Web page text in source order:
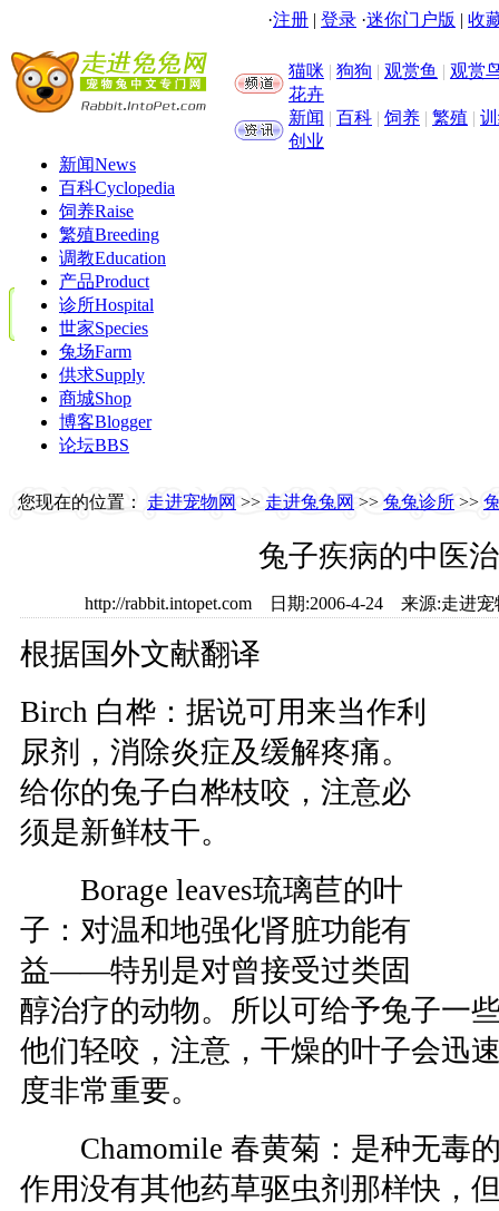
·注册 | 登录 ·迷你门户版 | 收
猫咪 | 狗狗 | 观赏鱼 | 观赏
花卉
新闻 | 百科 | 饲养 | 繁殖 |
创业
新闻News
百科Cyclopedia
饲养Raise
繁殖Breeding
调教Education
产品Product
诊所Hospital
世家Species
兔场Farm
供求Supply
商城Shop
博客Blogger
论坛BBS
您现在的位置： 走进宠物网 >> 走进兔兔网 >> 兔兔诊所 >>
兔子疾病的中医
http://rabbit.intopet.com 日期:2006-4-24 来源:走进
根据国外文献翻译
Birch 白桦：据说可用来当作利
尿剂，消除炎症及缓解疼痛。
给你的兔子白桦枝咬，注意必
须是新鲜枝干。
Borage leaves琉璃苣的叶
子：对温和地强化肾脏功能有
益——特别是对曾接受过类固
醇治疗的动物。所以可给予兔子一
他们轻咬，注意，干燥的叶子会迅
度非常重要。
Chamomile 春黄菊：是种无毒
作用没有其他药草驱虫剂那样快，